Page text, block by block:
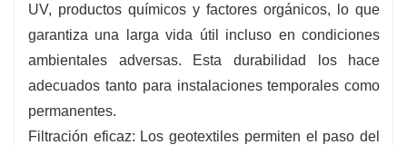
UV, productos químicos y factores orgánicos, lo que
garantiza una larga vida útil incluso en condiciones
ambientales adversas. Esta durabilidad los hace
adecuados tanto para instalaciones temporales como
permanentes.
Filtración eficaz: Los geotextiles permiten el paso del